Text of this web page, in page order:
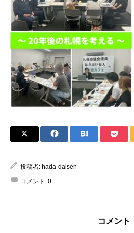
投稿者: hada-daisen
コメント: 0
コメント